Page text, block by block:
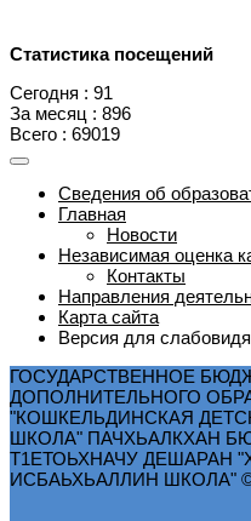
Статистика посещений
Сегодня : 91
За месяц : 896
Всего : 69019
Сведения об
Главная
Новости
Независимая оценка
Контакты
Направления
Карта сайта
Версия для
ГОСУДАРСТВЕННОЕ
ДОПОЛНИТЕЛЬНОГО
"КОШКЕЛЬДИНСКАЯ
ШКОЛА" ПАЧХЬАЛКХАН
Т1ЕТОЬХНАЧУ ДЕШАРАН
ИСБАЬХЬАЛЛИН ШКОЛА" ©